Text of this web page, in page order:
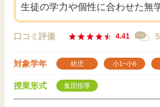
生徒の学力や個性に合わせた無
口コミ評価 4.41
対象学年 幼児 小1~小6
授業形式 集団指導